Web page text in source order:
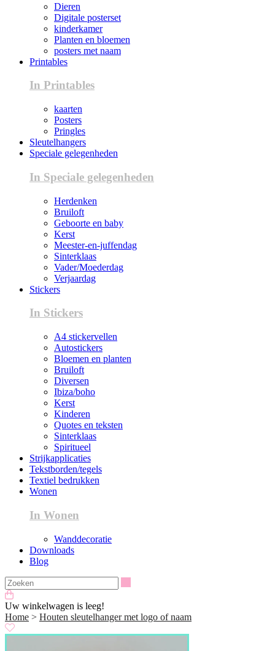
Dieren
Digitale posterset
kinderkamer
Planten en bloemen
posters met naam
Printables
In Printables
kaarten
Posters
Pringles
Sleutelhangers
Speciale gelegenheden
In Speciale gelegenheden
Herdenken
Bruiloft
Geboorte en baby
Kerst
Meester-en-juffendag
Sinterklaas
Vader/Moederdag
Verjaardag
Stickers
In Stickers
A4 stickervellen
Autostickers
Bloemen en planten
Bruiloft
Diversen
Ibiza/boho
Kerst
Kinderen
Quotes en teksten
Sinterklaas
Spiritueel
Strijkapplicaties
Tekstborden/tegels
Textiel bedrukken
Wonen
In Wonen
Wanddecoratie
Downloads
Blog
Uw winkelwagen is leeg!
Home > Houten sleutelhanger met logo of naam